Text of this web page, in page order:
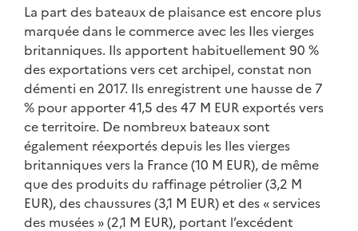
La part des bateaux de plaisance est encore plus
marquée dans le commerce avec les Iles vierges
britanniques. Ils apportent habituellement 90 %
des exportations vers cet archipel, constat non
démenti en 2017. Ils enregistrent une hausse de 7
% pour apporter 41,5 des 47 M EUR exportés vers
ce territoire. De nombreux bateaux sont
également réexportés depuis les Iles vierges
britanniques vers la France (10 M EUR), de même
que des produits du raffinage pétrolier (3,2 M
EUR), des chaussures (3,1 M EUR) et des « services
des musées » (2,1 M EUR), portant l’excédent